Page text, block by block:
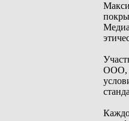
ООО,